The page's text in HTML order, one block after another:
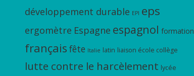
développement durable EPI eps
ergomètre Espagne espagnol formation
français fête Italie latin liaison école collège
lutte contre le harcèlement lycée